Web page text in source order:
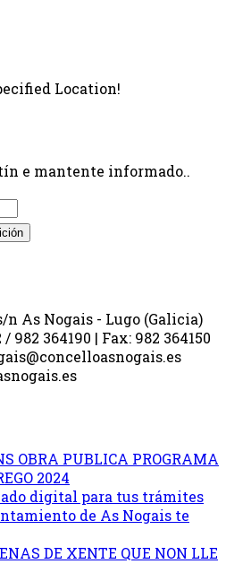
Location!
e mantente informado..
n As Nogais - Lugo (Galicia)
982 364190 | Fax: 982 364150
OBRA PUBLICA PROGRAMA
2024
digital para tus trámites
de As Nogais te
DE XENTE QUE NON LLE